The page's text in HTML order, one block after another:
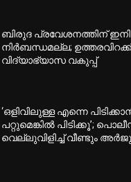
ബിരുദ പ്രവേശനത്തിന്
നിര്‍ബന്ധമല്ല;
വിദ്യാഭ്യാസ വകുപ്പ്
‘ഒളിവിലുള്ള എന്നെ
പറ്റുമെങ്കില്‍ പിടിക്കൂ’;
വെല്ലുവിളിച്ച് വീണ്ടും